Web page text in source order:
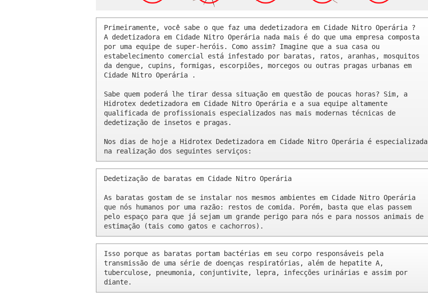
Primeiramente, você sabe o que faz uma dedetizadora em Cidade Nitro Operária ?
A dedetizadora em Cidade Nitro Operária nada mais é do que uma empresa composta
por uma equipe de super-heróis. Como assim? Imagine que a sua casa ou
estabelecimento comercial está infestado por baratas, ratos, aranhas, mosquitos
da dengue, cupins, formigas, escorpiões, morcegos ou outras pragas urbanas em
Cidade Nitro Operária .
Sabe quem poderá lhe tirar dessa situação em questão de poucas horas? Sim, a
Hidrotex dedetizadora em Cidade Nitro Operária e a sua equipe altamente
qualificada de profissionais especializados nas mais modernas técnicas de
dedetização de insetos e pragas.
Nos dias de hoje a Hidrotex Dedetizadora em Cidade Nitro Operária é especializada
na realização dos seguintes serviços:
Dedetização de baratas em Cidade Nitro Operária
As baratas gostam de se instalar nos mesmos ambientes em Cidade Nitro Operária
que nós humanos por uma razão: restos de comida. Porém, basta que elas passem
pelo espaço para que já sejam um grande perigo para nós e para nossos animais de
estimação (tais como gatos e cachorros).
Isso porque as baratas portam bactérias em seu corpo responsáveis pela
transmissão de uma série de doenças respiratórias, além de hepatite A,
tuberculose, pneumonia, conjuntivite, lepra, infecções urinárias e assim por
diante.